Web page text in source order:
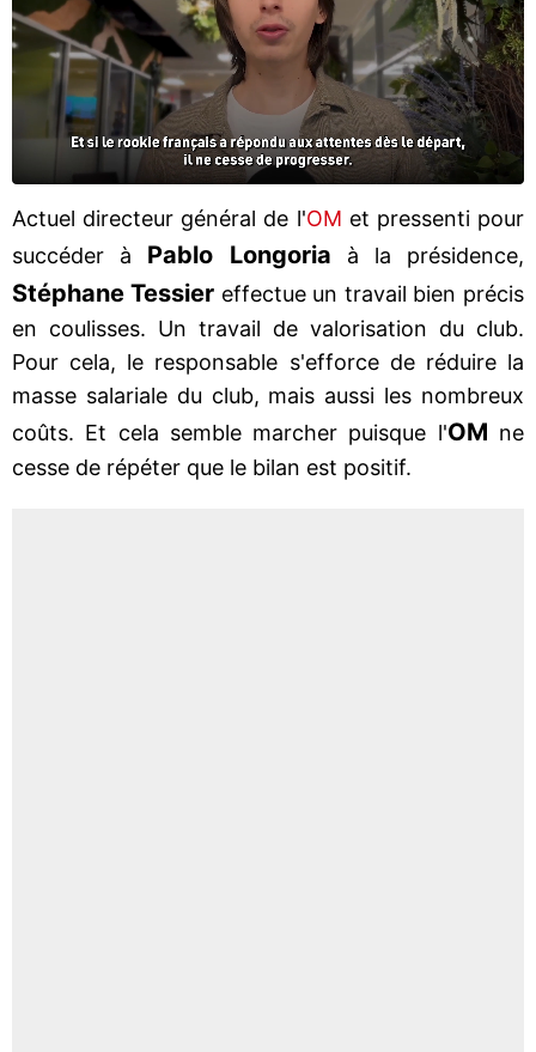
Actuel directeur général de l'OM et pressenti pour
succéder à Pablo Longoria à la présidence,
Stéphane Tessier effectue un travail bien précis
en coulisses. Un travail de valorisation du club.
Pour cela, le responsable s'efforce de réduire la
masse salariale du club, mais aussi les nombreux
coûts. Et cela semble marcher puisque l'OM ne
cesse de répéter que le bilan est positif.